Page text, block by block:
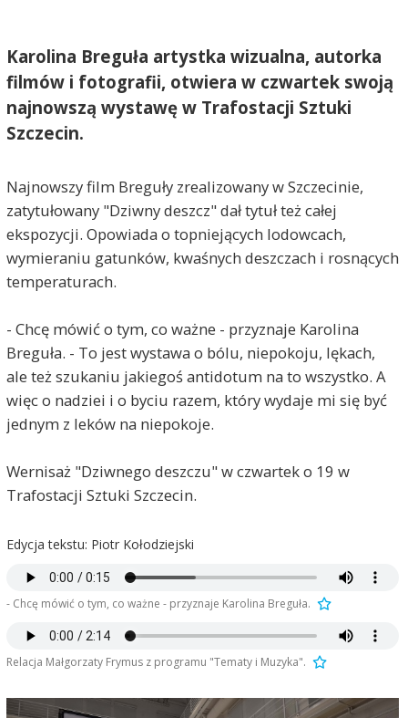
Karolina Breguła artystka wizualna, autorka
filmów i fotografii, otwiera w czwartek swoją
najnowszą wystawę w Trafostacji Sztuki
Szczecin.
Najnowszy film Breguły zrealizowany w Szczecinie,
zatytułowany "Dziwny deszcz" dał tytuł też całej
ekspozycji. Opowiada o topniejących lodowcach,
wymieraniu gatunków, kwaśnych deszczach i rosnących
temperaturach.
- Chcę mówić o tym, co ważne - przyznaje Karolina
Breguła. - To jest wystawa o bólu, niepokoju, lękach,
ale też szukaniu jakiegoś antidotum na to wszystko. A
więc o nadziei i o byciu razem, który wydaje mi się być
jednym z leków na niepokoje.
Wernisaż "Dziwnego deszczu" w czwartek o 19 w
Trafostacji Sztuki Szczecin.
Edycja tekstu: Piotr Kołodziejski
- Chcę mówić o tym, co ważne - przyznaje Karolina Breguła.
Relacja Małgorzaty Frymus z programu "Tematy i Muzyka".